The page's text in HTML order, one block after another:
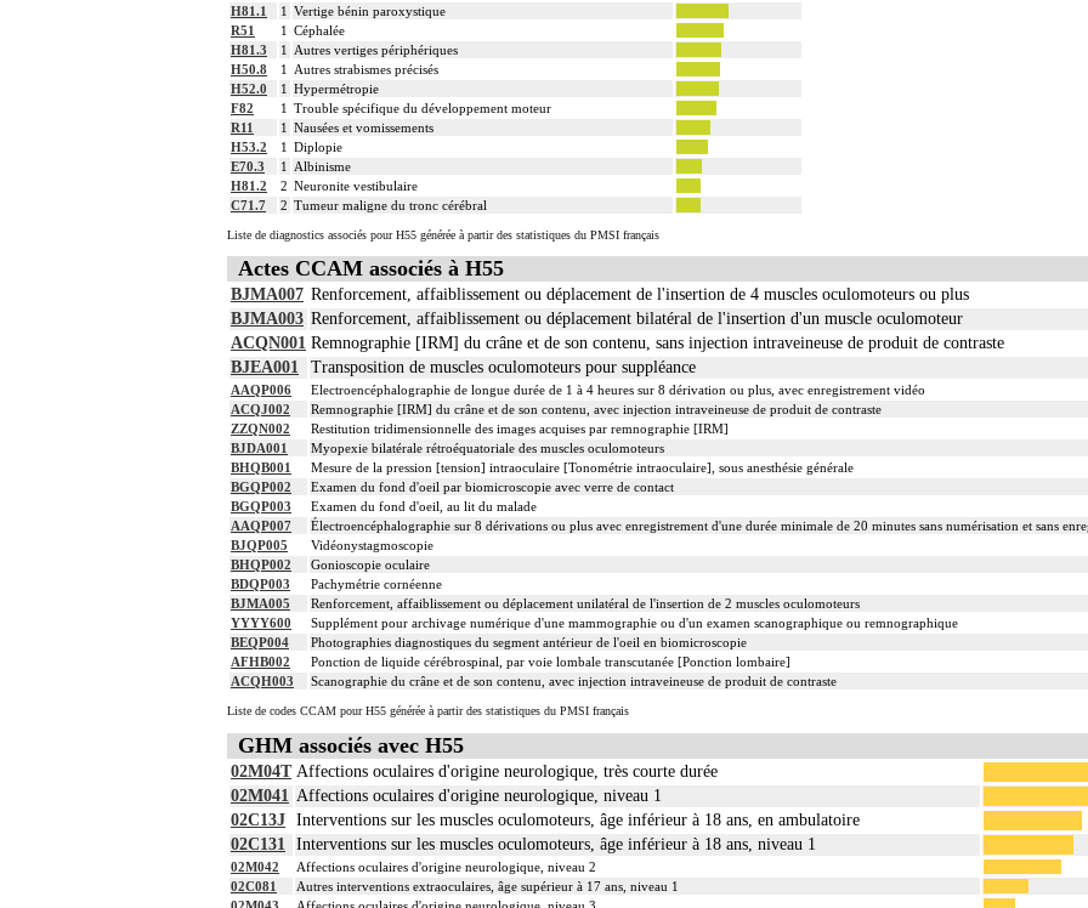
H81.1
1 Vertige bénin paroxystique
R51
1 Céphalée
H81.3
1
Autres vertiges périphériques
H50.8
1
Autres strabismes précisés
H52.0
1 Hypermétropie
F82
1 Trouble spécifique du développement moteur
R11
1 Nausées et vomissements
H53.2
1 Diplopie
E70.3
1
Albinisme
H81.2
2 Neuronite vestibulaire
C71.7
2 Tumeur maligne du tronc cérébral
Liste de diagnostics associés pour H55 générée à partir des statistiques du PMSI français
Actes CCAM associés à H55
BJMA007 Renforcement, affaiblissement ou déplacement de l'insertion de 4 muscles oculomoteurs ou plus
BJMA003 Renforcement, affaiblissement ou déplacement bilatéral de l'insertion d'un muscle oculomoteur
ACQN001 Remnographie [IRM] du crâne et de son contenu, sans injection intraveineuse de produit de contraste
BJEA001
Transposition de muscles oculomoteurs pour suppléance
AAQP006
Electroencéphalographie de longue durée de 1 à 4 heures sur 8 dérivation ou plus, avec enregistrement vidéo
ACQJ002
Remnographie [IRM] du crâne et de son contenu, avec injection intraveineuse de produit de contraste
ZZQN002
Restitution tridimensionnelle des images acquises par remnographie [IRM]
BJDA001
Myopexie bilatérale rétroéquatoriale des muscles oculomoteurs
BHQB001
Mesure de la pression [tension] intraoculaire [Tonométrie intraoculaire], sous anesthésie générale
BGQP002
Examen du fond d'oeil par biomicroscopie avec verre de contact
BGQP003
Examen du fond d'oeil, au lit du malade
AAQP007
Électroencéphalographie sur 8 dérivations ou plus avec enregistrement d'une durée minimale de 20 minutes sans numérisation et sans
BJQP005
Vidéonystagmoscopie
BHQP002
Gonioscopie oculaire
BDQP003
Pachymétrie cornéenne
BJMA005
Renforcement, affaiblissement ou déplacement unilatéral de l'insertion de 2 muscles oculomoteurs
YYYY600
Supplément pour archivage numérique d'une mammographie ou d'un examen scanographique ou remnographique
BEQP004
Photographies diagnostiques du segment antérieur de l'oeil en biomicroscopie
AFHB002
Ponction de liquide cérébrospinal, par voie lombale transcutanée [Ponction lombaire]
ACQH003
Scanographie du crâne et de son contenu, avec injection intraveineuse de produit de contraste
Liste de codes CCAM pour H55 générée à partir des statistiques du PMSI français
GHM associés avec H55
02M04T Affections oculaires d'origine neurologique, très courte durée
02M041
Affections oculaires d'origine neurologique, niveau 1
02C13J Interventions sur les muscles oculomoteurs, âge inférieur à 18 ans, en ambulatoire
02C131
Interventions sur les muscles oculomoteurs, âge inférieur à 18 ans, niveau 1
02M042
Affections oculaires d'origine neurologique, niveau 2
02C081
Autres interventions extraoculaires, âge supérieur à 17 ans, niveau 1